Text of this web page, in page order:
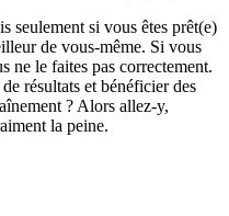
seulement si vous êtes prêt(e)
de vous-même. Si vous
ne le faites pas correctement.
résultats et bénéficier des
? Alors allez-y,
la peine.